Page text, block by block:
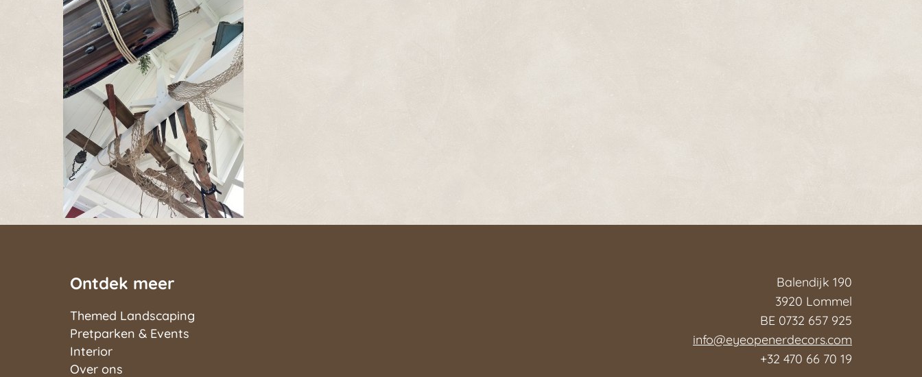
Ontdek meer
Themed Landscaping
Pretparken & Events
Interior
Over ons
Balendijk 190
3920 Lommel
BE 0732 657 925
info@eyeopenerdecors.com
+32 470 66 70 19